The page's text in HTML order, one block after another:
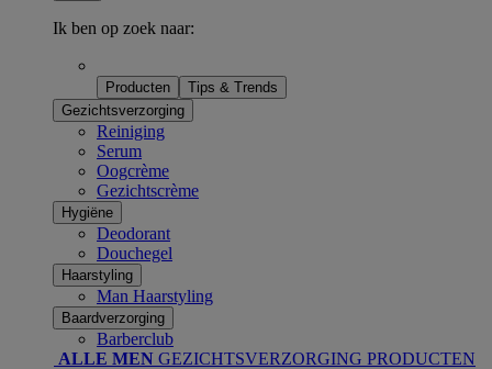
Ik ben op zoek naar:
Producten
Tips & Trends
Gezichtsverzorging
Reiniging
Serum
Oogcrème
Gezichtscrème
Hygiëne
Deodorant
Douchegel
Haarstyling
Man Haarstyling​
Baardverzorging
Barberclub
ALLE MEN GEZICHTSVERZORGING PRODUCTEN